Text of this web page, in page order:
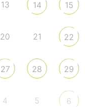
13 14 15
20 21 22
27 28 29
4 5 6